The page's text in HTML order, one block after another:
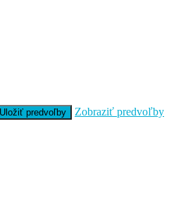
Uložiť predvoľby Zobraziť predvoľby